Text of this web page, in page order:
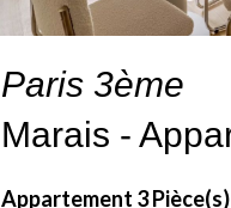
Paris 3ème
Appartement 3 Pièce(s)